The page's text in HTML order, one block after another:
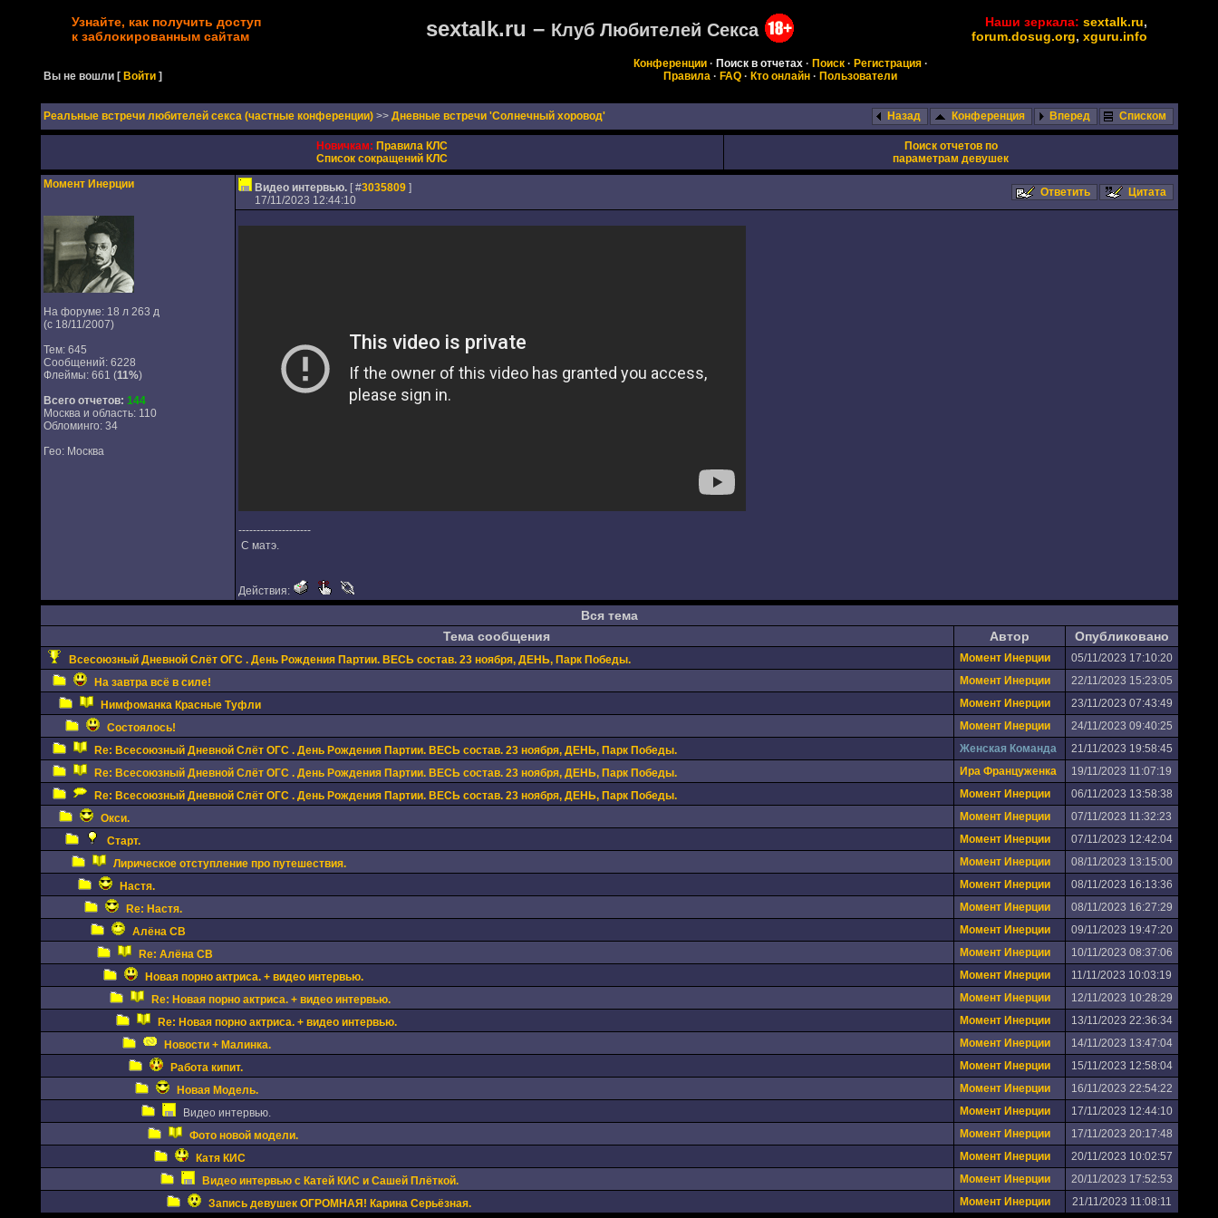
Узнайте, как получить доступ
к заблокированным сайтам
sextalk.ru – Клуб Любителей Секса Наши зеркала: sextalk.ru,
forum.dosug.org, xguru.info
Вы не вошли [Войти ]
Конференции· Поиск в отчетах· Поиск· Регистрация·
Правила · FAQ · Кто онлайн · Пользователи
Реальные встречи любителей секса (частные конференции) >> Дневные встречи 'Солнечный хоровод' Назад Конференция Вперед Списком
Новичкам: Правила КЛС
Список сокращений КЛС
Поиск отчетов по
параметрам девушек
Момент Инерции
На форуме: 18 л 263 д
(с 18/11/2007)
Тем: 645
Сообщений: 6228
Флеймы: 661 (11%)
Всего отчетов: 144
Москва и область: 110
Обломинго: 34
Гео: Москва
Видео интервью. [ #3035809]
17/11/2023 12:44:10
Ответить Цитата
--------------------
С матэ.
Действия:
Вся тема
Тема сообщения
Автор Опубликовано
Всесоюзный Дневной Слёт ОГС . День Рождения Партии. ВЕСЬ состав. 23 ноября, ДЕНЬ, Парк Победы. Момент Инерции
05/11/2023 17:10:20
На завтра всё в силе!
Момент Инерции
22/11/2023 15:23:05
Нимфоманка Красные Туфли
Момент Инерции
23/11/2023 07:43:49
Состоялось!
Момент Инерции
24/11/2023 09:40:25
Re: Всесоюзный Дневной Слёт ОГС . День Рождения Партии. ВЕСЬ состав. 23 ноября, ДЕНЬ, Парк Победы.
Женская Команда
21/11/2023 19:58:45
Re: Всесоюзный Дневной Слёт ОГС . День Рождения Партии. ВЕСЬ состав. 23 ноября, ДЕНЬ, Парк Победы.
Ира Француженка
19/11/2023 11:07:19
Re: Всесоюзный Дневной Слёт ОГС . День Рождения Партии. ВЕСЬ состав. 23 ноября, ДЕНЬ, Парк Победы.
Момент Инерции
06/11/2023 13:58:38
Окси.
Момент Инерции
07/11/2023 11:32:23
Старт.
Момент Инерции
07/11/2023 12:42:04
Лирическое отступление про путешествия.
Момент Инерции
08/11/2023 13:15:00
Настя.
Момент Инерции
08/11/2023 16:13:36
Re: Настя.
Момент Инерции
08/11/2023 16:27:29
Алёна СВ
Момент Инерции
09/11/2023 19:47:20
Re: Алёна СВ
Момент Инерции
10/11/2023 08:37:06
Новая порно актриса. + видео интервью.
Момент Инерции
11/11/2023 10:03:19
Re: Новая порно актриса. + видео интервью.
Момент Инерции
12/11/2023 10:28:29
Re: Новая порно актриса. + видео интервью.
Момент Инерции
13/11/2023 22:36:34
Новости + Малинка.
Момент Инерции
14/11/2023 13:47:04
Работа кипит.
Момент Инерции
15/11/2023 12:58:04
Новая Модель.
Момент Инерции
16/11/2023 22:54:22
Видео интервью.
Момент Инерции
17/11/2023 12:44:10
Фото новой модели.
Момент Инерции
17/11/2023 20:17:48
Катя КИС
Момент Инерции
20/11/2023 10:02:57
Видео интервью с Катей КИС и Сашей Плёткой.
Момент Инерции
20/11/2023 17:52:53
Запись девушек ОГРОМНАЯ! Карина Серьёзная.
Момент Инерции 21/11/2023 11:08:11